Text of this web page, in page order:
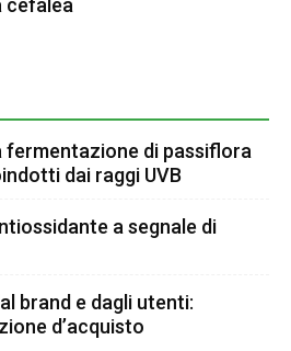
cefalea
fermentazione di passiflora
dai raggi UVB
a segnale di
brand e dagli utenti:
d’acquisto